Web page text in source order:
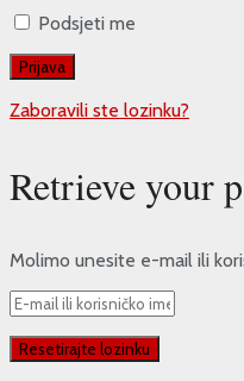
Podsjeti me
Zaboravili ste lozinku?
Retrieve your
Molimo unesite e-mail ili